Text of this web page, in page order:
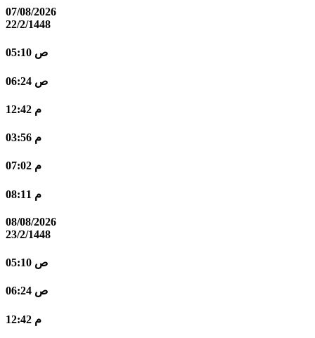
07/08/2026
22/2/1448
05:10 ص
06:24 ص
12:42 م
03:56 م
07:02 م
08:11 م
08/08/2026
23/2/1448
05:10 ص
06:24 ص
12:42 م